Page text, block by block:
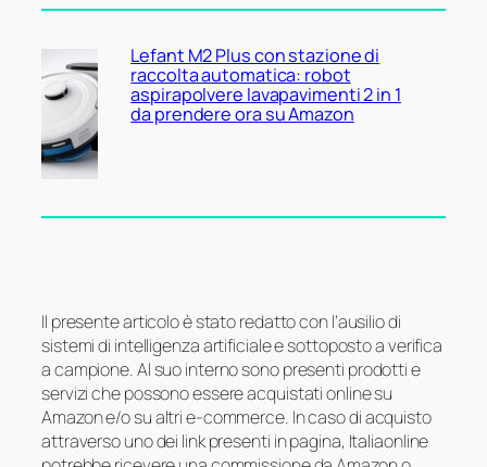
Lefant M2 Plus con stazione di
raccolta automatica: robot
aspirapolvere lavapavimenti 2 in 1
da prendere ora su Amazon
Il presente articolo è stato redatto con l’ausilio di
sistemi di intelligenza artificiale e sottoposto a verifica
a campione. Al suo interno sono presenti prodotti e
servizi che possono essere acquistati online su
Amazon e/o su altri e-commerce. In caso di acquisto
attraverso uno dei link presenti in pagina, Italiaonline